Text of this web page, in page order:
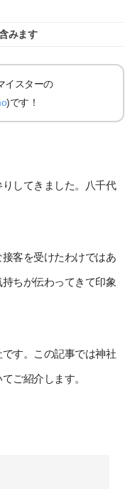
みます
イスターの
)です！
してきました。八千代
客を受けたわけではあ
ちが伝わってきて印象
す。この記事では神社
ご紹介します。